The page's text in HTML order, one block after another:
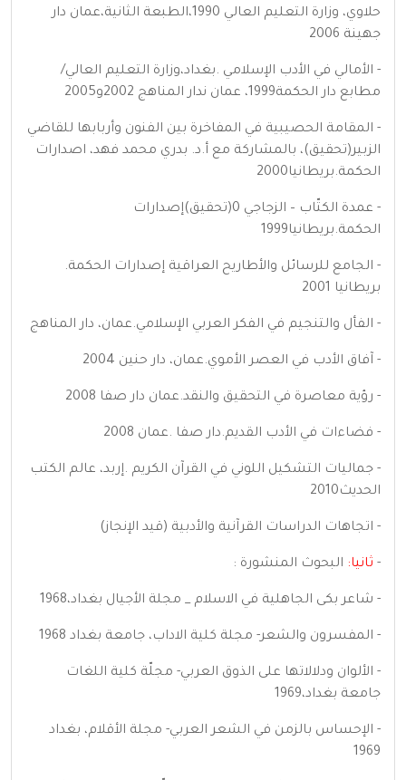
حلاوي، وزارة التعليم العالي 1990،الطبعة الثانية،عمان دار
جهينة 2006
- الأمالي في الأدب الإسلامي .بغداد،وزارة التعليم العالي/
مطابع دار الحكمة1999، عمان ندار المناهج 2002و2005
- المقامة الحصيبية في المفاخرة بين الفنون وأربابها للقاضي
الزبير(تحقيق)، بالمشاركة مع أ.د. بدري محمد فهد، اصدارات
الحكمة.بريطانيا2000
- عمدة الكتّاب – الزجاجي 0(تحقيق)إصدارات
الحكمة.بريطانيا1999
- الجامع للرسائل والأطاريح العراقية إصدارات الحكمة.
بريطانيا 2001
- الفأل والتنجيم في الفكر العربي الإسلامي.عمان، دار المناهج
- آفاق الأدب في العصر الأموي.عمان، دار حنين 2004
- رؤية معاصرة في التحقيق والنقد.عمان دار صفا 2008
- فضاءات في الأدب القديم.دار صفا .عمان 2008
- جماليات التشكيل اللوني في القرآن الكريم .إربد، عالم الكتب
الحديث2010
- اتجاهات الدراسات القرآنية والأدبية (قيد الإنجاز)
- ثانيا: البحوث المنشورة :
- شاعر بكى الجاهلية في الاسلام _ مجلة الأجيال بغداد،1968
- المفسرون والشعر- مجلة كلية الاداب، جامعة بغداد 1968
- الألوان ودلالاتها على الذوق العربي- مجلّة كلية اللغات
جامعة بغداد،1969
- الإحساس بالزمن في الشعر العربي- مجلة الأقلام، بغداد
1969